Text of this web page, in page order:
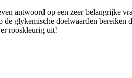
antwoord op een zeer belangrijke
glykemische doelwaarden
rooskleurig uit!